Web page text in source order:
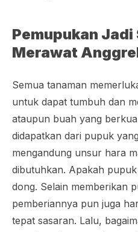
Pemupukan Jadi
Merawat
Semua tanaman
untuk dapat tumbuh dan
ataupun buah yang
didapatkan dari pupuk
mengandung unsur hara
dibutuhkan. Apakah
dong. Selain memberikan
pemberiannya pun juga
tepat sasaran. Lalu,